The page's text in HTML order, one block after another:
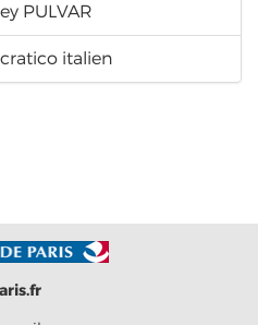
PULVAR
italien